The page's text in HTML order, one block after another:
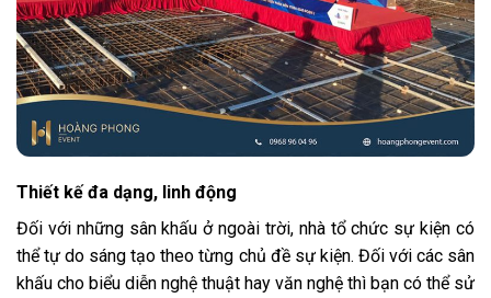
Thiết kế đa dạng, linh động
Đối với những sân khấu ở ngoài trời, nhà tổ chức sự kiện có
thể tự do sáng tạo theo từng chủ đề sự kiện. Đối với các sân
khấu cho biểu diễn nghệ thuật hay văn nghệ thì bạn có thể sử